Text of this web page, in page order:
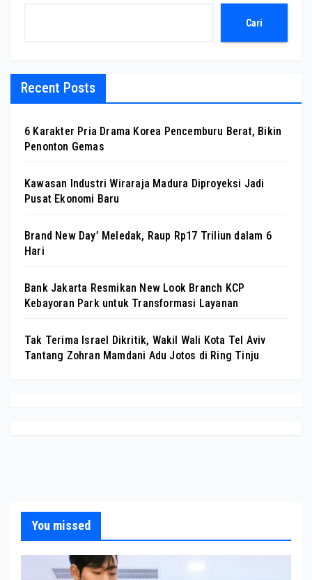
Cari
Recent Posts
6 Karakter Pria Drama Korea Pencemburu Berat, Bikin
Penonton Gemas
Kawasan Industri Wiraraja Madura Diproyeksi Jadi
Pusat Ekonomi Baru
Brand New Day’ Meledak, Raup Rp17 Triliun dalam 6
Hari
Bank Jakarta Resmikan New Look Branch KCP
Kebayoran Park untuk Transformasi Layanan
Tak Terima Israel Dikritik, Wakil Wali Kota Tel Aviv
Tantang Zohran Mamdani Adu Jotos di Ring Tinju
You missed